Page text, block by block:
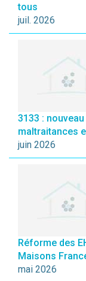
tous
juil. 2026
3133 :
maltraitances
juin 2026
Réforme des
Maisons
mai 2026